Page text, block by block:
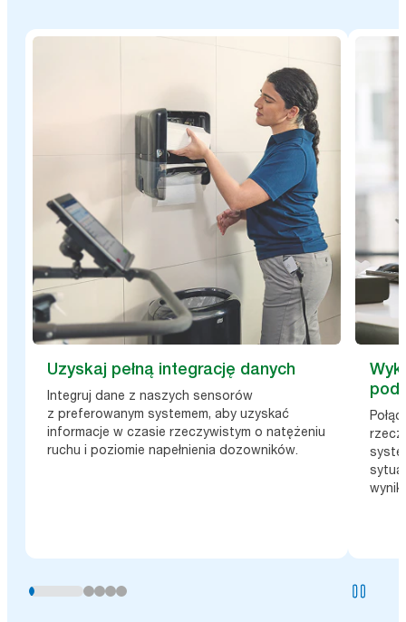
Uzyskaj pełną integrację danych
Integruj dane z naszych sensorów
z preferowanym systemem, aby uzyskać
informacje w czasie rzeczywistym o natężeniu
ruchu i poziomie napełnienia dozowników.